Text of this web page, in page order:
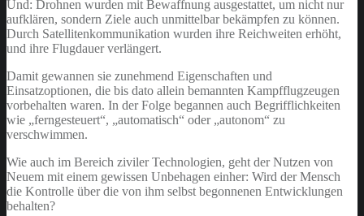
Und: Drohnen wurden mit Bewaffnung ausgestattet, um nicht nur
aufklären, sondern Ziele auch unmittelbar bekämpfen zu können.
Durch Satellitenkommunikation wurden ihre Reichweiten erhöht,
und ihre Flugdauer verlängert.
Damit gewannen sie zunehmend Eigenschaften und
Einsatzoptionen, die bis dato allein bemannten Kampfflugzeugen
vorbehalten waren. In der Folge begannen auch Begrifflichkeiten
wie „ferngesteuert“, „automatisch“ oder „autonom“ zu
verschwimmen.
Wie auch im Bereich ziviler Technologien, geht der Nutzen von
Neuem mit einem gewissen Unbehagen einher: Wird der Mensch
die Kontrolle über die von ihm selbst begonnenen Entwicklungen
behalten?